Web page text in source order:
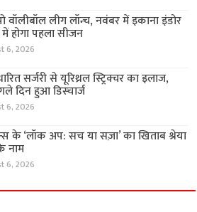
वॉलीबॉल लीग लॉन्च, नवंबर में इकाना इंडोर
होगा पहला सीजन
6, 2026
सर्जरी से यूरिथ्रल स्ट्रिक्चर का इलाज,
दिन हुआ डिस्चार्ज
6, 2026
के ‘लॉक अप: सच या सज़ा’ का खिताब श्रेया
नाम
6, 2026